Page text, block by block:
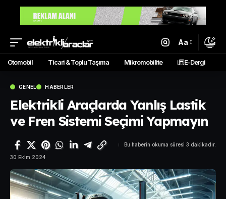
Aa
Otomobil Ticari & Toplu Taşıma Mikromobilite E-Dergi
GENEL HABERLER
Elektrikli Araçlarda Yanlış Lastik
ve Fren Sistemi Seçimi Yapmayın
30 Ekim 2024
Bu haberin okuma süresi 3 dakikadır.